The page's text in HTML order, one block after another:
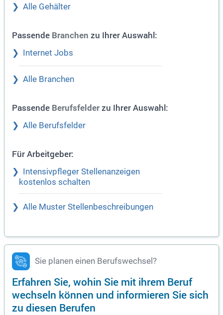
Alle Gehälter
Passende Branchen zu Ihrer Auswahl:
Internet Jobs
Alle Branchen
Passende Berufsfelder zu Ihrer Auswahl:
Alle Berufsfelder
Für Arbeitgeber:
Intensivpfleger Stellenanzeigen
kostenlos schalten
Alle Muster Stellenbeschreibungen
Sie planen einen Berufswechsel?
Erfahren Sie, wohin Sie mit ihrem Beruf
wechseln können und informieren Sie sich
zu diesen Berufen